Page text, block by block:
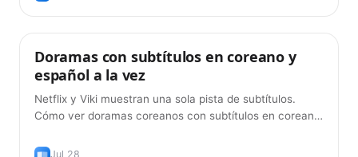
Consejos
Doramas con subtítulos en coreano y
español a la vez
Netflix y Viki muestran una sola pista de subtítulos.
Cómo ver doramas coreanos con subtítulos en coreano
Jul 28